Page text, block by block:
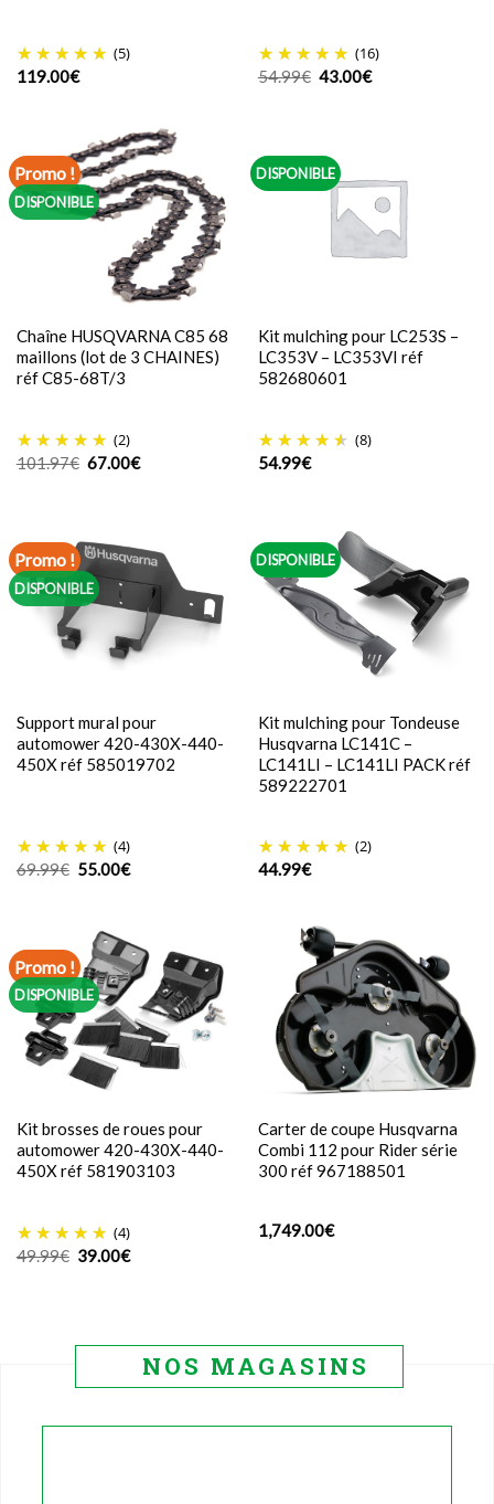
(5)
119.00€
(16)
54.99€ Le
prix
43.00€Le
prix
Promo !
DISPONIBLE
Chaîne HUSQVARNA C85 68
maillons (lot de 3 CHAINES)
réf C85-68T/3
(2)
101.97€ Le
prix
67.00€Le
prix
DISPONIBLE
Kit mulching pour LC253S –
LC353V – LC353VI réf
582680601
(8)
54.99€
Promo !
DISPONIBLE
Support mural pour
automower 420-430X-440-
450X réf 585019702
(4)
69.99€ Le
prix
55.00€Le
prix
DISPONIBLE
Kit mulching pour Tondeuse
Husqvarna LC141C –
LC141LI – LC141LI PACK réf
589222701
(2)
44.99€
Promo !
DISPONIBLE
Kit brosses de roues pour
automower 420-430X-440-
450X réf 581903103
(4)
49.99€ Le
prix
39.00€Le
prix
Carter de coupe Husqvarna
Combi 112 pour Rider série
300 réf 967188501
1,749.00€
NOS MAGASINS